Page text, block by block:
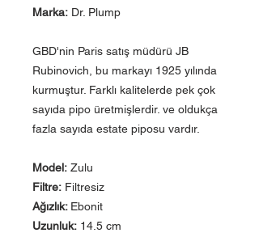
Marka: Dr. Plump
GBD'nin Paris satış müdürü JB
Rubinovich, bu markayı 1925 yılında
kurmuştur. Farklı kalitelerde pek çok
sayıda pipo üretmişlerdir. ve oldukça
fazla sayıda estate piposu vardır.
Model: Zulu
Filtre: Filtresiz
Ağızlık: Ebonit
Uzunluk: 14.5 cm